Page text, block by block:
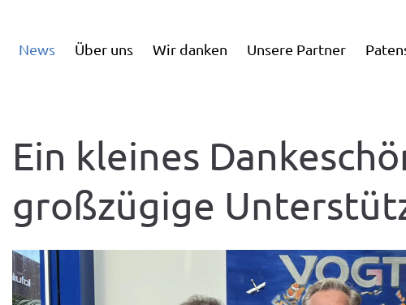
News Über uns Wir danken Unsere Partner
Ein kleines
großzügige